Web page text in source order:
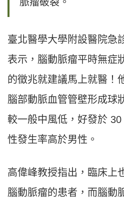
臺北醫學大學附設醫院急
表示，腦動脈瘤平時無症
的徵兆就建議馬上就醫！
腦部動脈血管管壁形成球
較一般中風低，好發於
性發生率高於男性。
高偉峰教授指出，臨床上
腦動脈瘤的患者，而腦動